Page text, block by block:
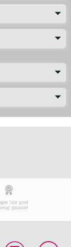
'niet goed
garantie!